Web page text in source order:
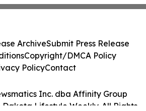
Inc. dba Affinity Group
Dakota Lifestyle Weekly. All Rights
ArchiveSubmit Press Release
Copyright/DMCA Policy
PolicyContact